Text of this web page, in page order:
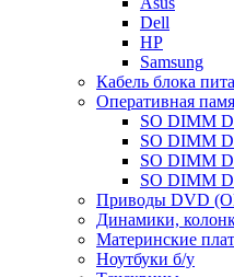
Dell
HP
Samsung
Кабель блока
Оперативная
SO DIMM
SO DIMM
SO DIMM
SO DIMM
Приводы DVD
Динамики,
Материнские
Ноутбуки б/у